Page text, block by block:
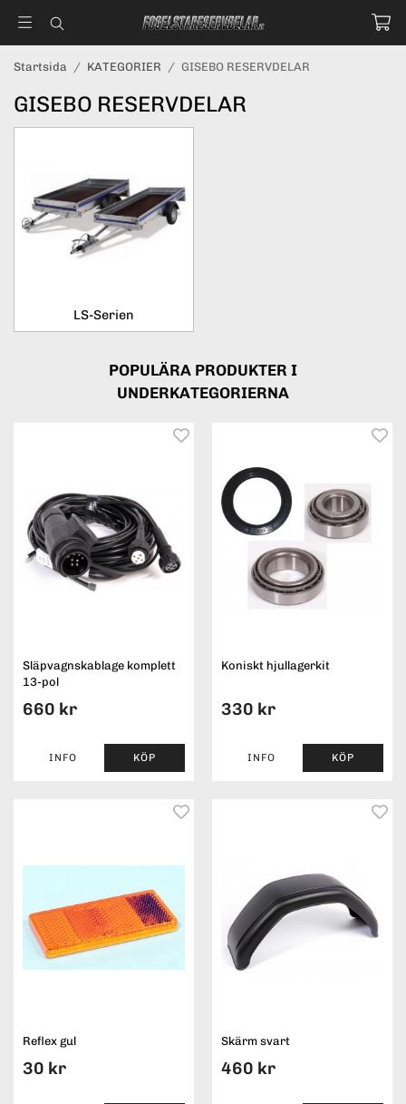
Startsida / KATEGORIER / GISEBO RESERVDELAR
GISEBO RESERVDELAR
LS-Serien
POPULÄRA PRODUKTER I
UNDERKATEGORIERNA
Släpvagnskablage komplett
13-pol
660 kr
INFO KÖP
Koniskt hjullagerkit
330 kr
INFO KÖP
Reflex gul
30 kr
Skärm svart
460 kr